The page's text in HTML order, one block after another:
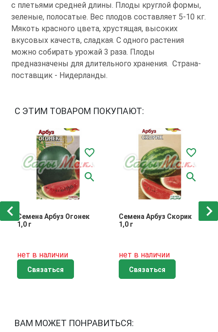
с плетьями средней длины. Плоды круглой формы,
зеленые, полосатые. Вес плодов составляет 5-10 кг.
Мякоть красного цвета, хрустящая, высоких
вкусовых качеств, сладкая. С одного растения
можно собирать урожай 3 раза. Плоды
предназначены для длительного хранения. Страна-
поставщик - Нидерланды.
С ЭТИМ ТОВАРОМ ПОКУПАЮТ:
Семена Арбуз Огонек
1,0 г
нет в наличии
Связаться
Семена Арбуз Скорик
1,0 г
нет в наличии
Связаться
ВАМ МОЖЕТ ПОНРАВИТЬСЯ: